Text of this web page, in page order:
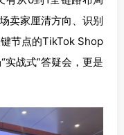
卖家厘清方向、识别
节点的TikTok Shop
实战式”答疑会，更是